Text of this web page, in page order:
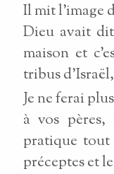
Il mit l'image
Dieu avait
maison et
tribus
Je ne ferai
à vos
pratique
préceptes et